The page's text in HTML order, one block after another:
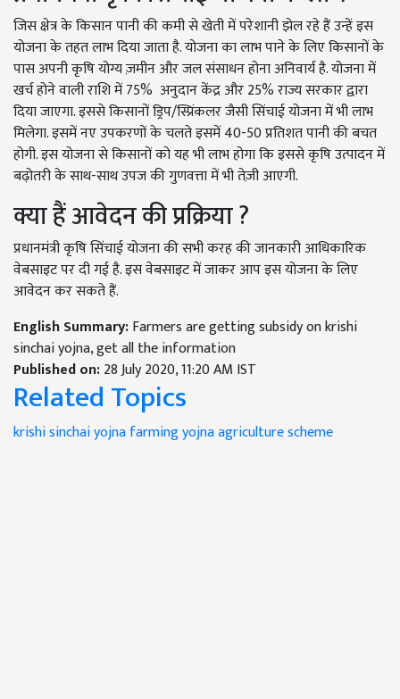
जिस क्षेत्र के किसान पानी की कमी से खेती में परेशानी झेल रहे हैं उन्हें इस
योजना के तहत लाभ दिया जाता है. योजना का लाभ पाने के लिए किसानों के
पास अपनी कृषि योग्य ज़मीन और जल संसाधन होना अनिवार्य है. योजना में
खर्च होने वाली राशि में 75% अनुदान केंद्र और 25% राज्य सरकार द्वारा
दिया जाएगा. इससे किसानों ड्रिप/स्प्रिंकलर जैसी सिंचाई योजना में भी लाभ
मिलेगा. इसमें नए उपकरणों के चलते इसमें 40-50 प्रतिशत पानी की बचत
होगी. इस योजना से किसानों को यह भी लाभ होगा कि इससे कृषि उत्पादन में
बढ़ोतरी के साथ-साथ उपज की गुणवत्ता में भी तेज़ी आएगी.
क्या हैं आवेदन की प्रक्रिया ?
प्रधानमंत्री कृषि सिंचाई योजना की सभी करह की जानकारी आधिकारिक
वेबसाइट पर दी गई है. इस वेबसाइट में जाकर आप इस योजना के लिए
आवेदन कर सकते हैं.
English Summary:Farmers are getting subsidy on krishi
sinchai yojna, get all the information
Published on:28 July 2020, 11:20 AM IST
Related Topics
krishi sinchai yojnafarming yojnaagriculture scheme